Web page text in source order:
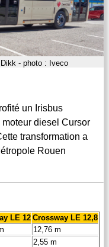
- photo : Iveco
un Irisbus
diesel Cursor
transformation a
Rouen
LE 12 Crossway LE 12,8
12,76 m
2,55 m